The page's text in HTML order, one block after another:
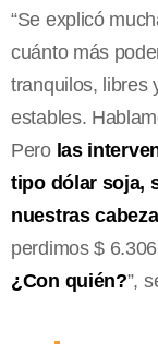
“Se explicó
cuánto más
tranquilos, libres
estables.
Pero las
tipo dólar soja,
nuestras
perdimos $
¿Con quién?”,